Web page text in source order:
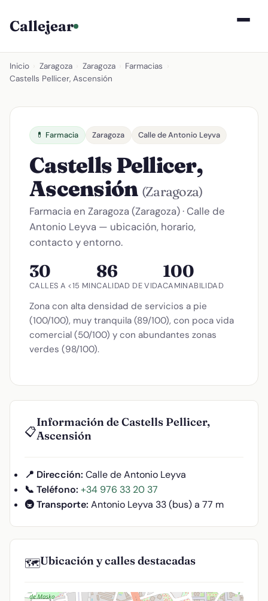
Callejear
Inicio Zaragoza Zaragoza Farmacias
Castells Pellicer, Ascensión
💊 Farmacia Zaragoza Calle de Antonio Leyva
Castells Pellicer,
Ascensión (Zaragoza)
Farmacia en Zaragoza (Zaragoza) · Calle de
Antonio Leyva — ubicación, horario,
contacto y entorno.
30
CALLES A <15 MIN
86
CALIDAD DE VIDA
100
CAMINABILIDAD
Zona con alta densidad de servicios a pie
(100/100), muy tranquila (89/100), con poca vida
comercial (50/100) y con abundantes zonas
verdes (98/100).
📋
Información de Castells Pellicer,
Ascensión
📍 Dirección: Calle de Antonio Leyva
📞 Teléfono: +34 976 33 20 37
🚇 Transporte: Antonio Leyva 33 (bus) a 77 m
🗺️Ubicación y calles destacadas